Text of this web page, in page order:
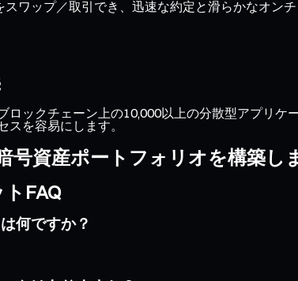
スワップ／取引でき、迅速な約定と滑らかなオン
ロックチェーン上の10,000以上の分散型アプリ
スを容易にします。
号資産ポートフォリオを構築し
FAQ
何ですか？